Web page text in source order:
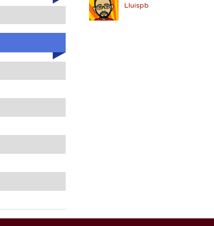
Lluispb